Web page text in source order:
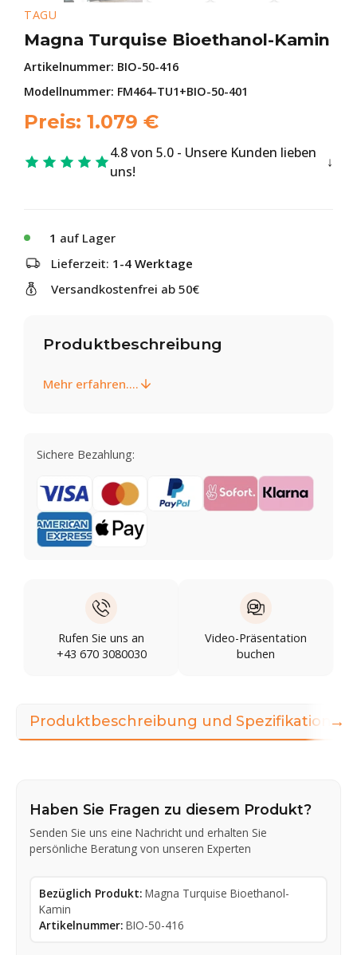
TAGU
Magna Turquise Bioethanol-Kamin
Artikelnummer: BIO-50-416
Modellnummer: FM464-TU1+BIO-50-401
Preis: 1.079 €
4.8 von 5.0 - Unsere Kunden lieben
uns!
1 auf Lager
Lieferzeit: 1-4 Werktage
Versandkostenfrei ab 50€
Produktbeschreibung
Mehr erfahren....
Sichere Bezahlung:
Rufen Sie uns an
+43 670 3080030
Video-Präsentation
buchen
Produktbeschreibung und Spezifikationen
Haben Sie Fragen zu diesem Produkt?
Senden Sie uns eine Nachricht und erhalten Sie
persönliche Beratung von unseren Experten
Bezüglich Produkt: Magna Turquise Bioethanol-
Kamin
Artikelnummer: BIO-50-416
→